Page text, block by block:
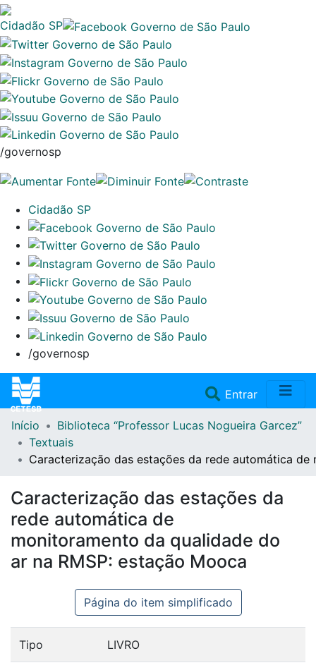
Cidadão SP
/governosp
Cidadão SP
/governosp
Entrar(current)
Home
Repositório
Doações/Aquisições
Início
Biblioteca “Professor Lucas Nogueira Garcez”
Textuais
Caracterização das estações da rede automática
Caracterização das estações da
rede automática de
monitoramento da qualidade do
ar na RMSP: estação Mooca
Página do item simplificado
Tipo LIVRO